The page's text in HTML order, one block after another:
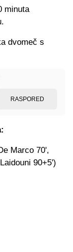
minuta
dvomeč s
RASPORED
Marco 70',
90+5')